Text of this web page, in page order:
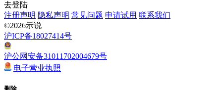
去登陆
注册声明 隐私声明 常见问题 申请试用 联系我们
©2026示说
沪ICP备18027414号
沪公网安备31011702004679号
电子营业执照